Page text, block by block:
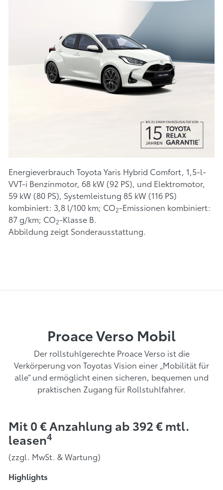
Energieverbrauch Toyota Yaris Hybrid Comfort, 1,5-l-
VVT-i Benzinmotor, 68 kW (92 PS), und Elektromotor,
59 kW (80 PS), Systemleistung 85 kW (116 PS)
kombiniert: 3,8 l/100 km; CO2-Emissionen kombiniert:
87 g/km; CO2-Klasse B.
Abbildung zeigt Sonderausstattung.
Proace Verso Mobil
Der rollstuhlgerechte Proace Verso ist die
Verkörperung von Toyotas Vision einer „Mobilität für
alle“ und ermöglicht einen sicheren, bequemen und
praktischen Zugang für Rollstuhlfahrer.
Mit 0 € Anzahlung ab 392 € mtl.
leasen4
(zzgl. MwSt. & Wartung)
Highlights